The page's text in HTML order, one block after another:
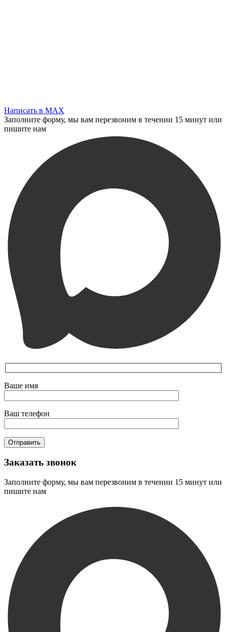
Написать в MAX
Заполните форму, мы вам перезвоним в течении 15 минут или
пишите нам
Ваше имя
Ваш телефон
Заказать звонок
Заполните форму, мы вам перезвоним в течении 15 минут или
пишите нам